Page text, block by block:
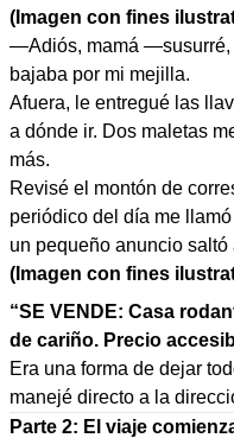
(Imagen con fines
—Adiós, mamá —susurré,
bajaba por mi mejilla.
Afuera, le entregué las
a dónde ir. Dos maletas
más.
Revisé el montón de
periódico del día me
un pequeño anuncio saltó
(Imagen con fines
“SE VENDE: Casa
de cariño. Precio
Era una forma de dejar
manejé directo a la
Parte 2: El viaje